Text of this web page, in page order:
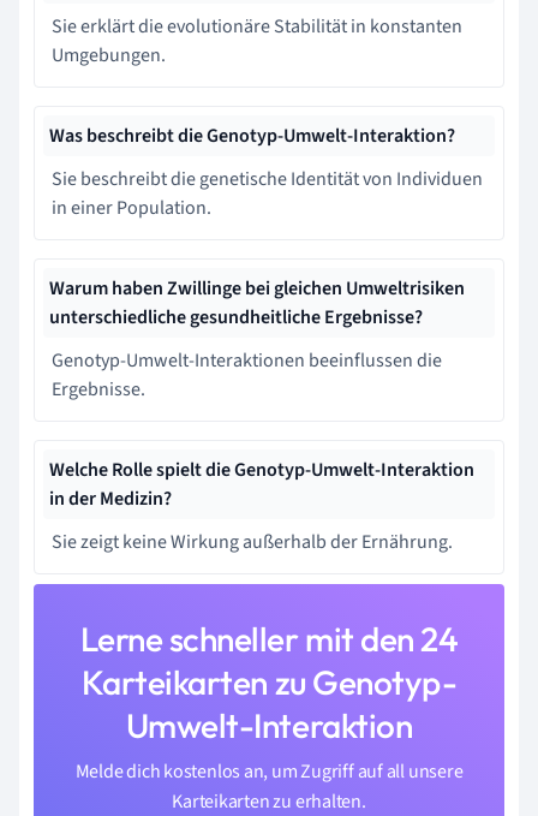
Sie erklärt die evolutionäre Stabilität in konstanten
Umgebungen.
Was beschreibt die Genotyp-Umwelt-Interaktion?
Sie beschreibt die genetische Identität von Individuen
in einer Population.
Warum haben Zwillinge bei gleichen Umweltrisiken
unterschiedliche gesundheitliche Ergebnisse?
Genotyp-Umwelt-Interaktionen beeinflussen die
Ergebnisse.
Welche Rolle spielt die Genotyp-Umwelt-Interaktion
in der Medizin?
Sie zeigt keine Wirkung außerhalb der Ernährung.
Lerne schneller mit den 24
Karteikarten zu Genotyp-
Umwelt-Interaktion
Melde dich kostenlos an, um Zugriff auf all unsere
Karteikarten zu erhalten.